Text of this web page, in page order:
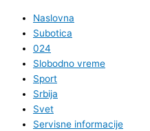
Naslovna
Subotica
024
Slobodno vreme
Sport
Srbija
Svet
Servisne informacije